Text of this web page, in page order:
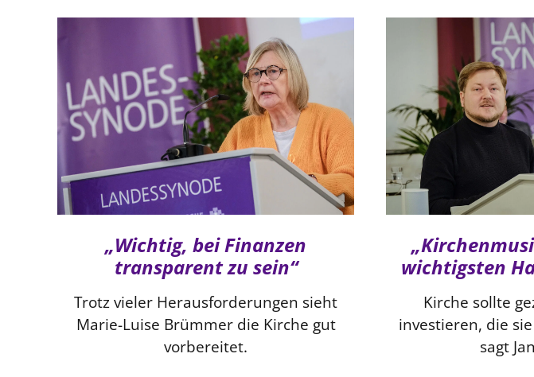
„Wichtig, bei Finanzen
transparent zu sein“
Trotz vieler Herausforderungen sieht
Marie-Luise Brümmer die Kirche gut
vorbereitet.
wichtigsten
Kirche sollte
investieren, die
sagt